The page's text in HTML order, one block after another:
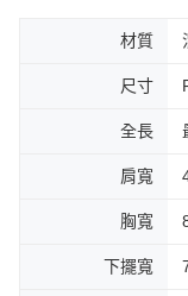
材質
尺寸
全長
肩寬
胸寬
下擺寬